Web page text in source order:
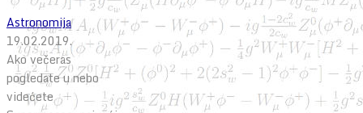
Astronomija
19.02.2019.
Ako večeras
pogledate u nebo
videćete